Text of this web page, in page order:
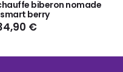
biberon nomade
smart berry
€